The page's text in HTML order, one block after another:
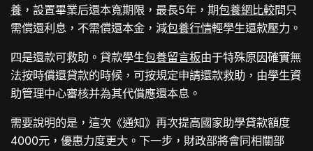
養 ，設置畢業后還本寬期限，最長5年，期包養網比較間只
需償還利息，不需償還本金，減包養行情輕學生還款壓力。
四是還款可救助。貸款學生包養留言板由于特殊原因確實無
法按時償還貸款的時候，可按規定申請還款救助，由學生資
助管理中心審核并為其代償應還本息。
需要說明的是，這次《通知》再次提高國家助學貸款額度
4000元，優惠力度更大。下一步，財政部將會同相關部